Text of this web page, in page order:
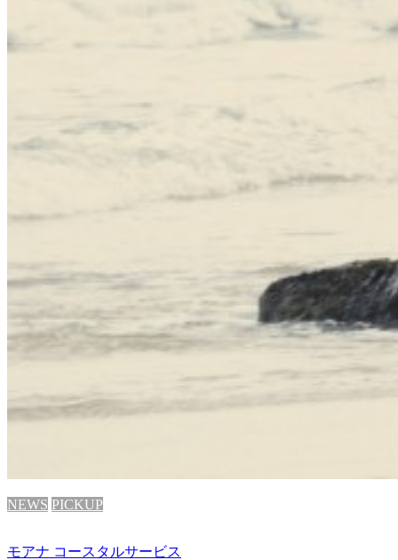
NEWS PICKUP
モアナ コースタルサービス